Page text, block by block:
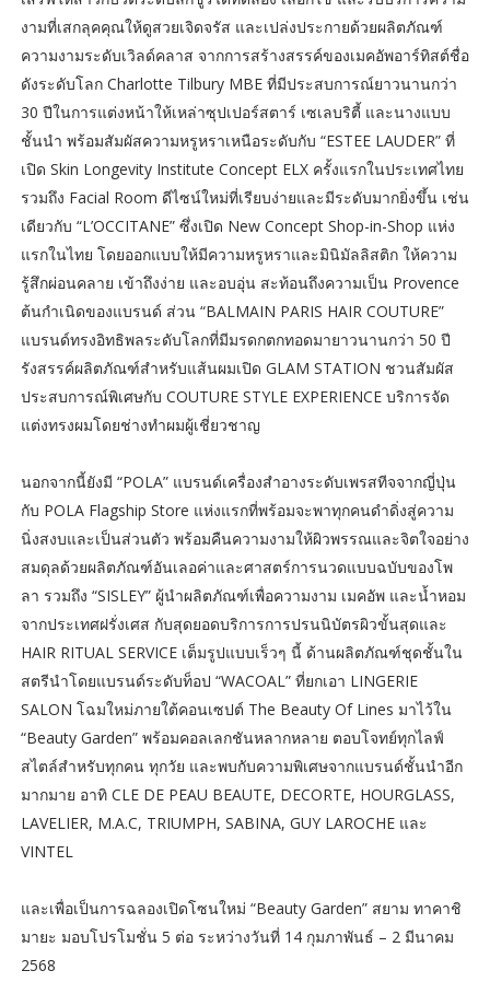
งามที่เสกลุคคุณให้ดูสวยเจิดจรัส และเปล่งประกายด้วยผลิตภัณฑ์
ความงามระดับเวิลด์คลาส จากการสร้างสรรค์ของเมคอัพอาร์ทิสต์ชื่อ
ดังระดับโลก Charlotte Tilbury MBE ที่มีประสบการณ์ยาวนานกว่า
30 ปีในการแต่งหน้าให้เหล่าซุปเปอร์สตาร์ เซเลบริตี้ และนางแบบ
ชั้นนำ พร้อมสัมผัสความหรูหราเหนือระดับกับ “ESTEE LAUDER” ที่
เปิด Skin Longevity Institute Concept ELX ครั้งแรกในประเทศไทย
รวมถึง Facial Room ดีไซน์ใหม่ที่เรียบง่ายและมีระดับมากยิ่งขึ้น เช่น
เดียวกับ “L’OCCITANE” ซึ่งเปิด New Concept Shop-in-Shop แห่ง
แรกในไทย โดยออกแบบให้มีความหรูหราและมินิมัลลิสติก ให้ความ
รู้สึกผ่อนคลาย เข้าถึงง่าย และอบอุ่น สะท้อนถึงความเป็น Provence
ต้นกำเนิดของแบรนด์ ส่วน “BALMAIN PARIS HAIR COUTURE”
แบรนด์ทรงอิทธิพลระดับโลกที่มีมรดกตกทอดมายาวนานกว่า 50 ปี
รังสรรค์ผลิตภัณฑ์สำหรับแส้นผมเปิด GLAM STATION ชวนสัมผัส
ประสบการณ์พิเศษกับ COUTURE STYLE EXPERIENCE บริการจัด
แต่งทรงผมโดยช่างทำผมผู้เชี่ยวชาญ
นอกจากนี้ยังมี “POLA” แบรนด์เครื่องสำอางระดับเพรสทีจจากญี่ปุ่น
กับ POLA Flagship Store แห่งแรกที่พร้อมจะพาทุกคนดำดิ่งสู่ความ
นิ่งสงบและเป็นส่วนตัว พร้อมคืนความงามให้ผิวพรรณและจิตใจอย่าง
สมดุลด้วยผลิตภัณฑ์อันเลอค่าและศาสตร์การนวดแบบฉบับของโพ
ลา รวมถึง “SISLEY” ผู้นำผลิตภัณฑ์เพื่อความงาม เมคอัพ และน้ำหอม
จากประเทศฝรั่งเศส กับสุดยอดบริการการปรนนิบัตรผิวขั้นสุดและ
HAIR RITUAL SERVICE เต็มรูปแบบเร็วๆ นี้ ด้านผลิตภัณฑ์ชุดชั้นใน
สตรีนำโดยแบรนด์ระดับท็อป “WACOAL” ที่ยกเอา LINGERIE
SALON โฉมใหม่ภายใต้คอนเซปต์ The Beauty Of Lines มาไว้ใน
“Beauty Garden” พร้อมคอลเลกชันหลากหลาย ตอบโจทย์ทุกไลฟ์
สไตล์สำหรับทุกคน ทุกวัย และพบกับความพิเศษจากแบรนด์ชั้นนำอีก
มากมาย อาทิ CLE DE PEAU BEAUTE, DECORTE, HOURGLASS,
LAVELIER, M.A.C, TRIUMPH, SABINA, GUY LAROCHE และ
VINTEL
และเพื่อเป็นการฉลองเปิดโซนใหม่ “Beauty Garden” สยาม ทาคาชิ
มายะ มอบโปรโมชั่น 5 ต่อ ระหว่างวันที่ 14 กุมภาพันธ์ – 2 มีนาคม
2568